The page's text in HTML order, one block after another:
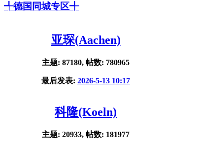
╃德国同城专区╃
亚琛(Aachen)
主题: 87180, 帖数: 780965
最后发表: 2026-5-13 10:17
科隆(Koeln)
主题: 20933, 帖数: 181977